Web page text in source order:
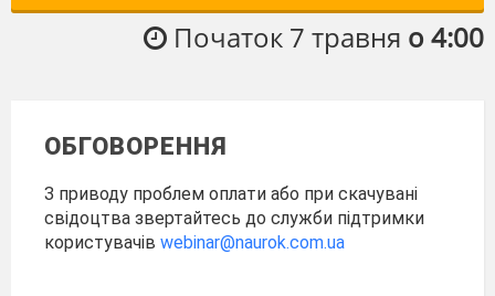
Початок 7 травня о 4:00
ОБГОВОРЕННЯ
З приводу проблем оплати або при скачувані
свідоцтва звертайтесь до служби підтримки
користувачів webinar@naurok.com.ua